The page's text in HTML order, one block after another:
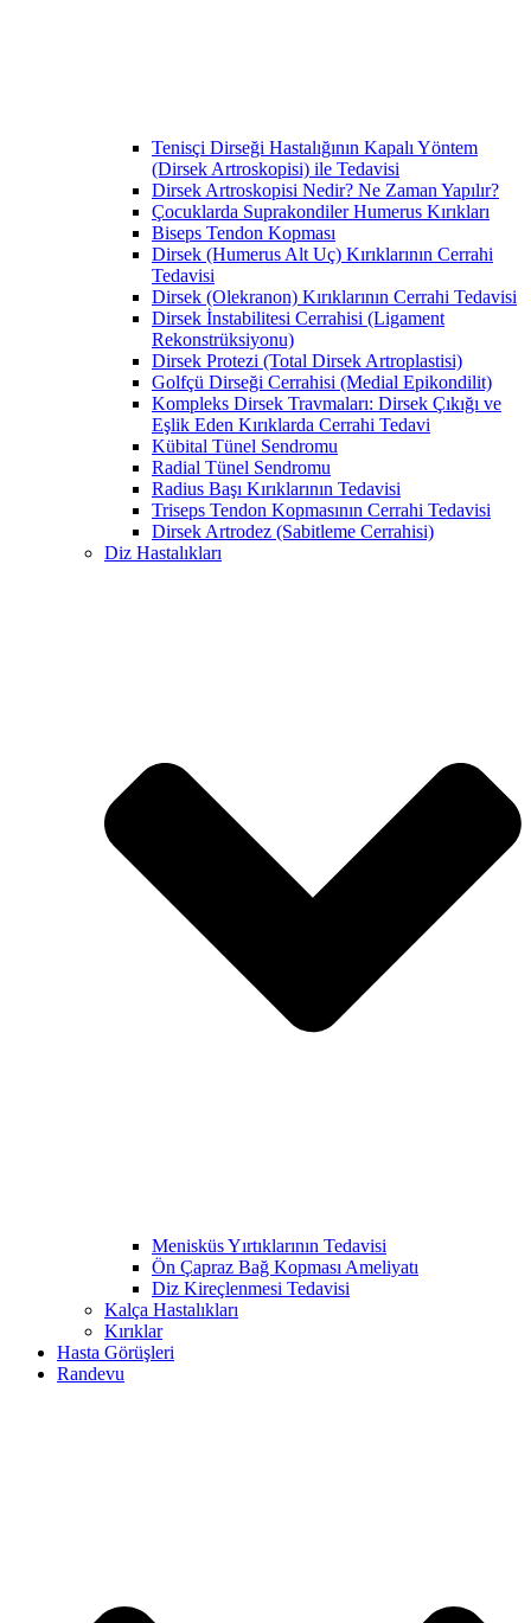
Tenisçi Dirseği Hastalığının Kapalı Yöntem
(Dirsek Artroskopisi) ile Tedavisi
Dirsek Artroskopisi Nedir? Ne Zaman Yapılır?
Çocuklarda Suprakondiler Humerus Kırıkları
Biseps Tendon Kopması
Dirsek (Humerus Alt Uç) Kırıklarının Cerrahi
Tedavisi
Dirsek (Olekranon) Kırıklarının Cerrahi Tedavisi
Dirsek İnstabilitesi Cerrahisi (Ligament
Rekonstrüksiyonu)
Dirsek Protezi (Total Dirsek Artroplastisi)
Golfçü Dirseği Cerrahisi (Medial Epikondilit)
Kompleks Dirsek Travmaları: Dirsek Çıkığı ve
Eşlik Eden Kırıklarda Cerrahi Tedavi
Kübital Tünel Sendromu
Radial Tünel Sendromu
Radius Başı Kırıklarının Tedavisi
Triseps Tendon Kopmasının Cerrahi Tedavisi
Dirsek Artrodez (Sabitleme Cerrahisi)
Diz Hastalıkları
Menisküs Yırtıklarının Tedavisi
Ön Çapraz Bağ Kopması Ameliyatı
Diz Kireçlenmesi Tedavisi
Kalça Hastalıkları
Kırıklar
Hasta Görüşleri
Randevu